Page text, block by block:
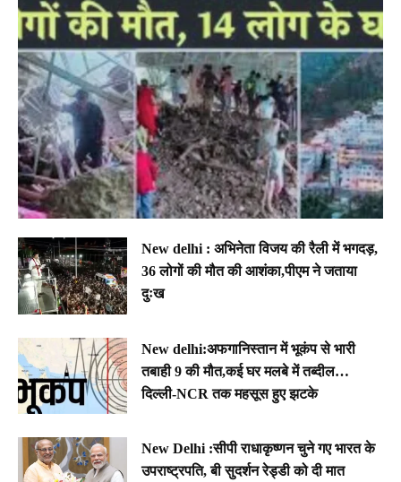
New delhi : अभिनेता विजय की रैली में भगदड़,
36 लोगों की मौत की आशंका,पीएम ने जताया
दुःख
New delhi:अफगानिस्तान में भूकंप से भारी
तबाही 9 की मौत,कई घर मलबे में तब्दील…
दिल्ली-NCR तक महसूस हुए झटके
New Delhi :सीपी राधाकृष्णन चुने गए भारत के
उपराष्ट्रपति, बी सुदर्शन रेड्डी को दी मात